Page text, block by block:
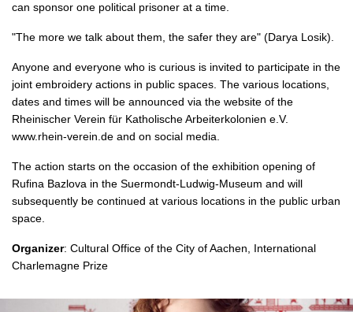
can sponsor one political prisoner at a time.
"The more we talk about them, the safer they are" (Darya Losik).
Anyone and everyone who is curious is invited to participate in the
joint embroidery actions in public spaces. The various locations,
dates and times will be announced via the website of the
Rheinischer Verein für Katholische Arbeiterkolonien e.V.
www.rhein-verein.de and on social media.
The action starts on the occasion of the exhibition opening of
Rufina Bazlova in the Suermondt-Ludwig-Museum and will
subsequently be continued at various locations in the public urban
space.
Organizer: Cultural Office of the City of Aachen, International
Charlemagne Prize